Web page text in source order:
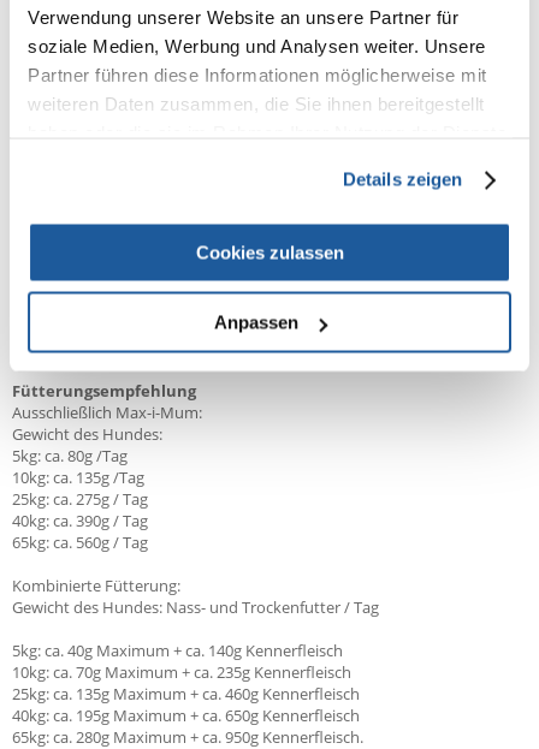
Verwendung unserer Website an unsere Partner für
soziale Medien, Werbung und Analysen weiter. Unsere
Partner führen diese Informationen möglicherweise mit
weiteren Daten zusammen, die Sie ihnen bereitgestellt
Details zeigen
Cookies zulassen
Anpassen
Zusatzstoffe
Vitamin A 15.000IE, Vitamin D3 1.200IE, Vitamin E 150mg, Zink (als
Zinkoxid) 90mg, Jod (als Calciumjodat, wasserfrei) 2mg, Selen (als
Natriumselenit) 0,2mg, Kupfer (als Kupfer-(II)-sulfat, Pentahydrat)10mg,
Zink (als Aminosäuren-Zinkchelat, Hydrat) 45mg. Technologische
Feuchtegehalt 8 %
Kaloriengehalt / 100g: 396 kcal
Fütterungsempfehlung
Ausschließlich Max-i-Mum:
Gewicht des Hundes:
5kg: ca. 80g /Tag
10kg: ca. 135g /Tag
25kg: ca. 275g / Tag
40kg: ca. 390g / Tag
65kg: ca. 560g / Tag
Kombinierte Fütterung:
Gewicht des Hundes: Nass- und Trockenfutter / Tag
5kg: ca. 40g Maximum + ca. 140g Kennerfleisch
10kg: ca. 70g Maximum + ca. 235g Kennerfleisch
25kg: ca. 135g Maximum + ca. 460g Kennerfleisch
40kg: ca. 195g Maximum + ca. 650g Kennerfleisch
65kg: ca. 280g Maximum + ca. 950g Kennerfleisch.